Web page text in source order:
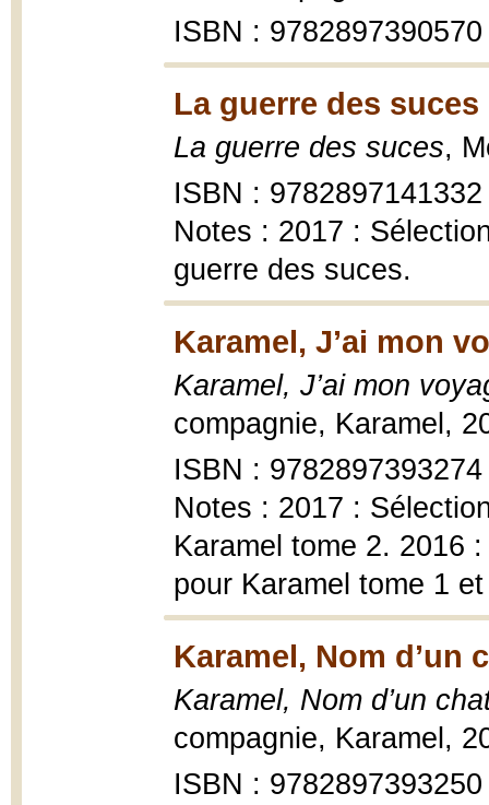
ISBN : 9782897390570
La guerre des suces
La guerre des suces,
ISBN : 9782897141332
Notes : 2017 :
guerre des suces.
Karamel, J’ai mon
Karamel, J’ai mon
compagnie, Karamel,
ISBN : 9782897393274
Notes : 2017 :
Karamel tome 2. 2016
pour Karamel tome 1
Karamel, Nom d’un
Karamel, Nom d’un
compagnie, Karamel,
ISBN : 9782897393250